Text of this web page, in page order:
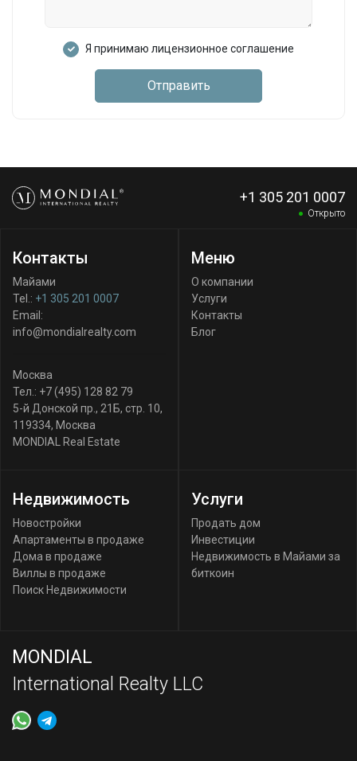
Я принимаю лицензионное соглашение
Отправить
+1 305 201 0007
Открыто
Контакты
Майами
Tel.: +1 305 201 0007
Email:
info@mondialrealty.com
Москва
Тел.: +7 (495) 128 82 79
5-й Донской пр., 21Б, стр. 10,
119334, Москва
MONDIAL Real Estate
Меню
О компании
Услуги
Контакты
Блог
Недвижимость
Новостройки
Апартаменты в продаже
Дома в продаже
Виллы в продаже
Поиск Недвижимости
Услуги
Продать дом
Инвестиции
Недвижимость в Майами за
биткоин
MONDIAL
International Realty LLC